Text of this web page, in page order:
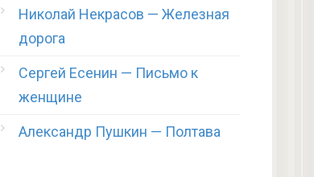
Николай Некрасов — Железная
дорога
Сергей Есенин — Письмо к
женщине
Александр Пушкин — Полтава